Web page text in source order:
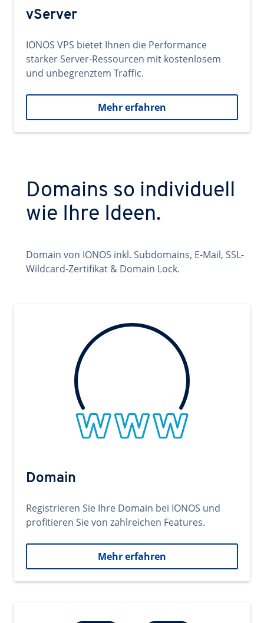
vServer
IONOS VPS bietet Ihnen die Performance
starker Server-Ressourcen mit kostenlosem
und unbegrenztem Traffic.
Mehr erfahren
Domains so individuell
wie Ihre Ideen.
Domain von IONOS inkl. Subdomains, E-Mail, SSL-
Wildcard-Zertifikat & Domain Lock.
Domain
Registrieren Sie Ihre Domain bei IONOS und
profitieren Sie von zahlreichen Features.
Mehr erfahren